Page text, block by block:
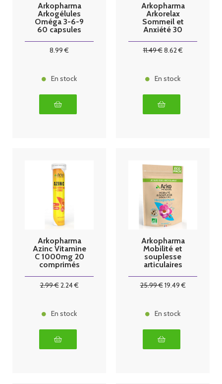
Arkopharma
Arkogélules
Oméga 3-6-9
60 capsules
8.99 €
En stock
Arkopharma
Arkorelax
Sommeil et
Anxiété 30
11.49€8.62€
En stock
Arkopharma
Azinc Vitamine
C 1000mg 20
comprimés
2.99€2.24€
En stock
Arkopharma
Mobilité et
souplesse
articulaires
25.99€19.49€
En stock